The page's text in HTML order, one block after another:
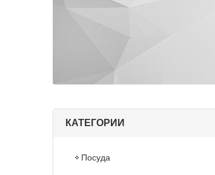
КАТЕГОРИИ
Посуда